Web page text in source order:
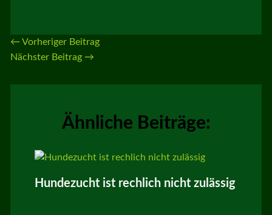
← Vorheriger Beitrag
Nächster Beitrag →
Ähnliche Beiträge:
Hundezucht ist rechlich nicht zulässig